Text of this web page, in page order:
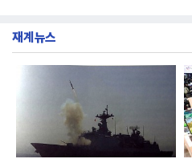
서도
영지원부 홍보팀과 2026년 새로이(e)＊가
쳐 진행됐다.참고로 새로이(e)는 NH농협
세대들로(과장~계장) 구성된 자율 참여조
직문화 혁신과 업무 효율성 향상을 위한
을 추진하며,새로운 변화와 이로운 영향
반에 전파하는 역할
재계뉴스